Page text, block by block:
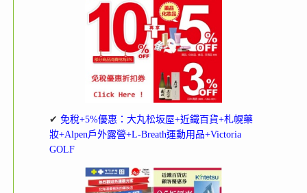
✔ 免稅+5%優惠：大丸松坂屋+近鐵百貨+札幌藥
妝+Alpen戶外露營+L-Breath運動用品+Victoria
GOLF